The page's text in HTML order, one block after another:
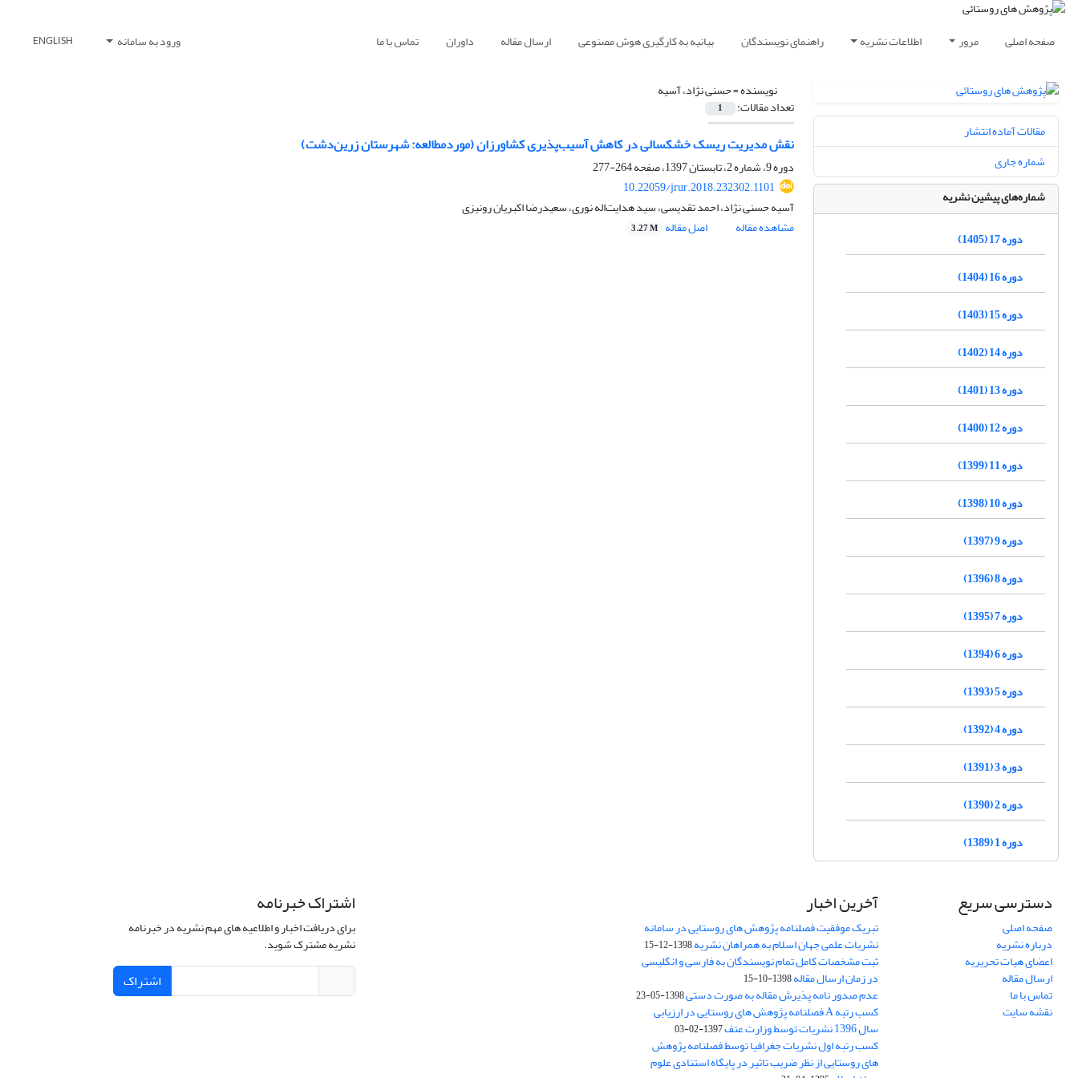
صفحه اصلی مرور اطلاعات نشریه راهنمای نویسندگان بیانیه به کارگیری هوش مصنوعی ارسال مقاله داوران تماس با ما ورود به سامانه ENGLISH
نویسنده =حسنی نژاد، آسیه
تعداد مقالات: 1
نقش مدیریت ریسک خشکسالی در کاهش آسیب‌پذیری کشاورزان (موردمطالعه: شهرستان زرین‌دشت)
دوره 9، شماره 2، تابستان 1397، صفحه
264-277
10.22059/jrur.2018.232302.1101
آسیه حسنی نژاد، احمد تقدیسی، سید هدایت‌اله نوری، سعیدرضا اکبریان رونیزی
مشاهده مقاله
اصل مقاله 3.27 M
مقالات آماده انتشار
شماره جاری
شماره‌های پیشین نشریه
دوره 17 (1405)
دوره 16 (1404)
دوره 15 (1403)
دوره 14 (1402)
دوره 13 (1401)
دوره 12 (1400)
دوره 11 (1399)
دوره 10 (1398)
دوره 9 (1397)
دوره 8 (1396)
دوره 7 (1395)
دوره 6 (1394)
دوره 5 (1393)
دوره 4 (1392)
دوره 3 (1391)
دوره 2 (1390)
دوره 1 (1389)
دسترسی سریع
صفحه اصلی
درباره نشریه
اعضای هیات تحریریه
ارسال مقاله
تماس با ما
نقشه سایت
آخرین اخبار
تبریک موفقیت فصلنامه پژوهش های روستایی در سامانه
نشریات علمی جهان اسلام به همراهان نشریه1398-12-15
ثبت مشخصات کامل تمام نویسندگان به فارسی و انگلیسی
در زمان ارسال مقاله1398-10-15
عدم صدور نامه پذیرش مقاله به صورت دستی1398-05-23
کسب رتبه A فصلنامه پژوهش های روستایی در ارزیابی
سال 1396 نشریات توسط وزارت عتف 1397-02-03
کسب رتبه اول نشریات جغرافیا توسط فصلنامه پژوهش
های روستایی از نظر ضریب تاثیر در پایگاه استنادی علوم
اشتراک خبرنامه
برای دریافت اخبار و اطلاعیه های مهم نشریه در خبرنامه
نشریه مشترک شوید.
اشتراک